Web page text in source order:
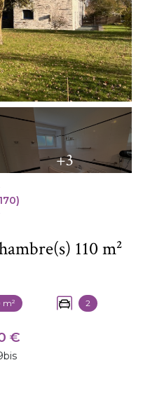
+3
Maison 5 pièce(s) 3 chambre(s) 110 m²
2
€